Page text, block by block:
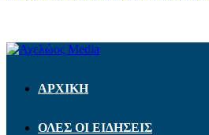
ΑΡΧΙΚΗ
ΟΛΕΣ ΟΙ ΕΙΔΗΣΕΙΣ